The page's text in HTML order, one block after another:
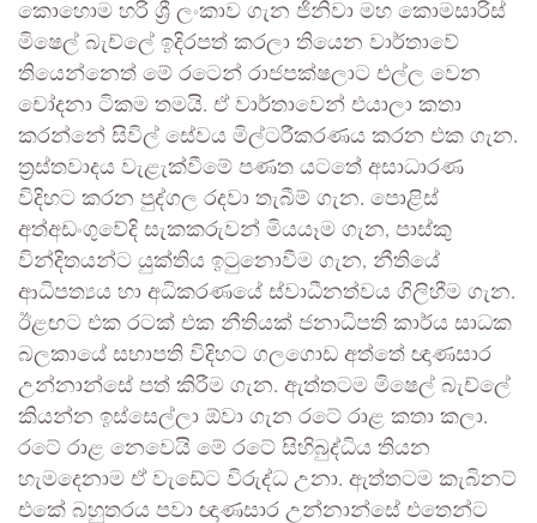
කොහොම හරි ශ්‍රී ලංකාව ගැන ජිනිවා මහ කොමසාරිස්
මිෂෙල් බැච්ලේ ඉදිරපත් කරලා තියෙන වාර්තාවේ
තියෙන්නෙත් මේ රටෙන් රාජපක්ෂලාට එල්ල වෙන
චෝදනා ටිකම තමයි. ඒ වාර්තාවෙන් එයාලා කතා
කරන්නේ සිවිල් සේවය මිල්ටරීකරණය කරන එක ගැන.
ත්‍රස්තවාදය වැළැක්වීමේ පණත යටතේ අසාධාරණ
විදිහට කරන පුද්ගල රදවා තැබීම් ගැන. පොළිස්
අත්අඩංගුවේදි සැකකරුවන් මියයෑම ගැන, පාස්කු
වින්දිතයන්ට යුක්තිය ඉටුනොවීම ගැන, නීතියේ
ආධිපත්‍යය හා අධිකරණයේ ස්වාධීනත්වය ගිලිහීම ගැන.
ඊළඟට එක රටක් එක නීතියක් ජනාධිපති කාර්ය සාධක
බලකායේ සභාපති විදිහට ගලගොඩ අත්තේ ඥාණසාර
උන්නාන්සේ පත් කිරීම ගැන. ඇත්තටම මිෂෙල් බැච්ලේ
කියන්න ඉස්සෙල්ලා ඕවා ගැන රටේ රාළ කතා කලා.
රටේ රාළ නෙවෙයි මේ රටේ සිහිබුද්ධිය තියන
හැමදෙනාම ඒ වැඩේට විරුද්ධ උනා. ඇත්තටම කැබිනට්
එකේ බහුතරය පවා ඥාණසාර උන්නාන්සේ එතෙන්ට